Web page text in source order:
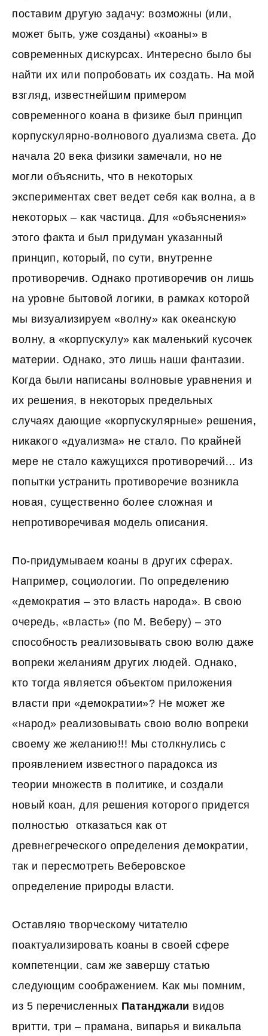
поставим другую задачу: возможны (или,
может быть, уже созданы) «коаны» в
современных дискурсах. Интересно было бы
найти их или попробовать их создать. На мой
взгляд, известнейшим примером
современного коана в физике был принцип
корпускулярно-волнового дуализма света. До
начала 20 века физики замечали, но не
могли объяснить, что в некоторых
экспериментах свет ведет себя как волна, а в
некоторых – как частица. Для «объяснения»
этого факта и был придуман указанный
принцип, который, по сути, внутренне
противоречив. Однако противоречив он лишь
на уровне бытовой логики, в рамках которой
мы визуализируем «волну» как океанскую
волну, а «корпускулу» как маленький кусочек
материи. Однако, это лишь наши фантазии.
Когда были написаны волновые уравнения и
их решения, в некоторых предельных
случаях дающие «корпускулярные» решения,
никакого «дуализма» не стало. По крайней
мере не стало кажущихся противоречий… Из
попытки устранить противоречие возникла
новая, существенно более сложная и
непротиворечивая модель описания.
По-придумываем коаны в других сферах.
Например, социологии. По определению
«демократия – это власть народа». В свою
очередь, «власть» (по М. Веберу) – это
способность реализовывать свою волю даже
вопреки желаниям других людей. Однако,
кто тогда является объектом приложения
власти при «демократии»? Не может же
«народ» реализовывать свою волю вопреки
своему же желанию!!! Мы столкнулись с
проявлением известного парадокса из
теории множеств в политике, и создали
новый коан, для решения которого придется
полностью отказаться как от
древнегреческого определения демократии,
так и пересмотреть Веберовское
определение природы власти.
Оставляю творческому читателю
поактуализировать коаны в своей сфере
компетенции, сам же завершу статью
следующим соображением. Как мы помним,
из 5 перечисленных Патанджали видов
вритти, три – прамана, випарья и викальпа